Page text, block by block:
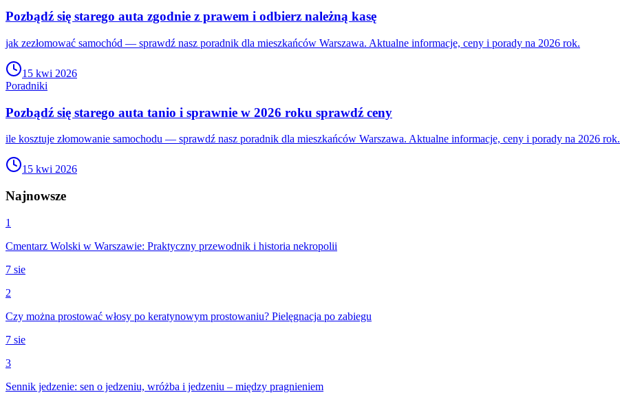
Pozbądź się starego auta zgodnie z prawem i odbierz należną kasę
jak zezłomować samochód — sprawdź nasz poradnik dla mieszkańców Warszawa. Aktualne informacje, ceny i porady na 2026 rok.
15 kwi 2026
Poradniki
Pozbądź się starego auta tanio i sprawnie w 2026 roku sprawdź ceny
ile kosztuje złomowanie samochodu — sprawdź nasz poradnik dla mieszkańców Warszawa. Aktualne informacje, ceny i porady na 2026 rok.
15 kwi 2026
Najnowsze
1
Cmentarz Wolski w Warszawie: Praktyczny przewodnik i historia nekropolii
7 sie
2
Czy można prostować włosy po keratynowym prostowaniu? Pielęgnacja po zabiegu
7 sie
3
Sennik jedzenie: sen o jedzeniu, wróżba i jedzeniu – między pragnieniem